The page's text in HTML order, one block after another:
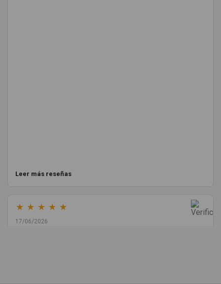
Leer más reseñas
★ ★ ★ ★ ★
17/06/2026